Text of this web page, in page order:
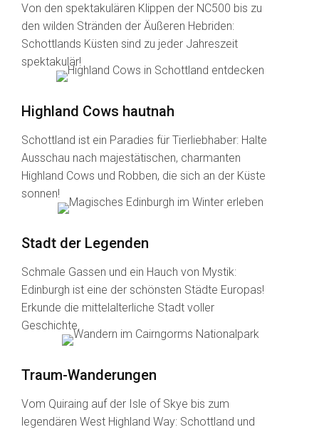
Von den spektakulären Klippen der NC500 bis zu
den wilden Stränden der Äußeren Hebriden:
Schottlands Küsten sind zu jeder Jahreszeit
spektakulär!
Highland Cows hautnah
Schottland ist ein Paradies für Tierliebhaber: Halte
Ausschau nach majestätischen, charmanten
Highland Cows und Robben, die sich an der Küste
sonnen!
Stadt der Legenden
Schmale Gassen und ein Hauch von Mystik:
Edinburgh ist eine der schönsten Städte Europas!
Erkunde die mittelalterliche Stadt voller
Geschichte.
Traum-Wanderungen
Vom Quiraing auf der Isle of Skye bis zum
legendären West Highland Way: Schottland und